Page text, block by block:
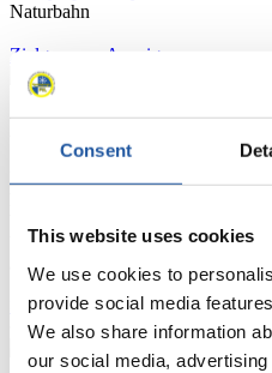
Consent
This website uses cookies
We use cookies to
provide social media
We also share information
our social media,
Naturbahn
Zielgruppen Anzeigen
Für Presse- und
Hier finden Sie Informationen für
beantragen, die Grundregeln des
allgemeine Neuigkeiten einholen.
>> Weiter